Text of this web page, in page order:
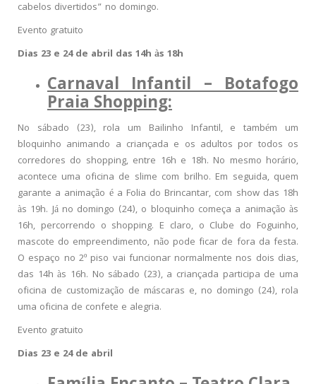
cabelos divertidos” no domingo.
Evento gratuito
Dias 23 e 24 de abril das 14h às 18h
Carnaval Infantil – Botafogo
Praia Shopping:
No sábado (23), rola um Bailinho Infantil, e também um
bloquinho animando a criançada e os adultos por todos os
corredores do shopping, entre 16h e 18h. No mesmo horário,
acontece uma oficina de slime com brilho. Em seguida, quem
garante a animação é a Folia do Brincantar, com show das 18h
às 19h. Já no domingo (24), o bloquinho começa a animação às
16h, percorrendo o shopping. E claro, o Clube do Foguinho,
mascote do empreendimento, não pode ficar de fora da festa.
O espaço no 2º piso vai funcionar normalmente nos dois dias,
das 14h às 16h. No sábado (23), a criançada participa de uma
oficina de customização de máscaras e, no domingo (24), rola
uma oficina de confete e alegria.
Evento gratuito
Dias 23 e 24 de abril